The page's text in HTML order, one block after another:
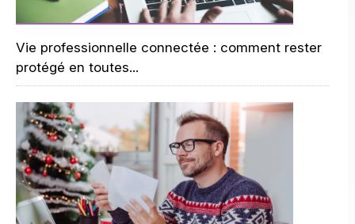
Vie professionnelle connectée : comment rester
protégé en toutes...